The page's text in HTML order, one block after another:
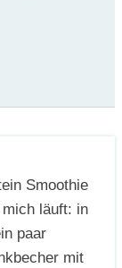
Smoothie
mich läuft: in
paar
mit